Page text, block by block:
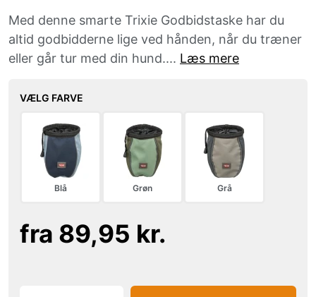
Med denne smarte Trixie Godbidstaske har du
altid godbidderne lige ved hånden, når du træner
eller går tur med din hund.... Læs mere
VÆLG FARVE
Blå Grøn Grå
fra 89,95 kr.